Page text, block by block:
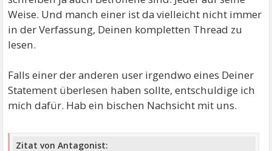
Weise. Und manch einer ist da vielleicht nicht immer
in der Verfassung, Deinen kompletten Thread zu
lesen.
Falls einer der anderen user irgendwo eines Deiner
Statement überlesen haben sollte, entschuldige ich
mich dafür. Hab ein bischen Nachsicht mit uns.
Zitat von Antagonist: